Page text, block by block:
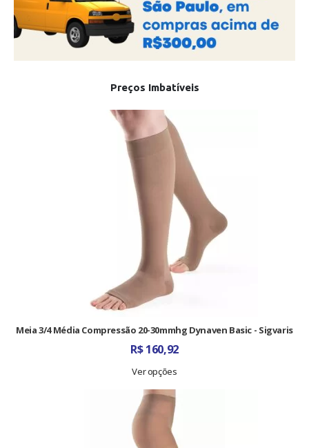
Preços Imbatíveis
Meia 3/4 Média Compressão 20-30mmhg Dynaven Basic - Sigvaris
R$160,92
Ver opções